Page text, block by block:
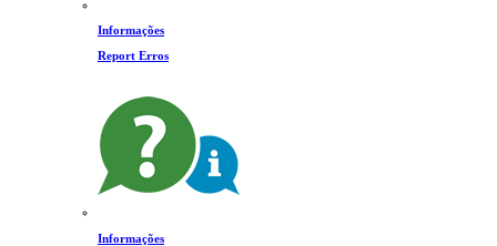
Informações
Report Erros
Informações